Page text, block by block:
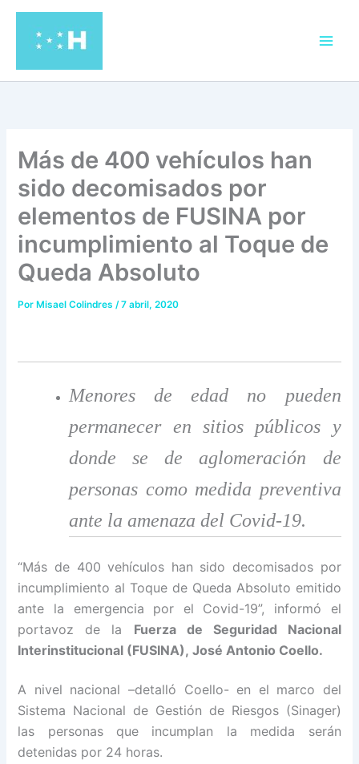
contenido
Más de 400 vehículos han
sido decomisados por
elementos de FUSINA por
incumplimiento al Toque de
Queda Absoluto
Por Misael Colindres/7 abril, 2020
Menores de edad no pueden
permanecer en sitios públicos y
donde se de aglomeración de
personas como medida preventiva
ante la amenaza del Covid-19.
“Más de 400 vehículos han sido decomisados por
incumplimiento al Toque de Queda Absoluto emitido
ante la emergencia por el Covid-19”, informó el
portavoz de la Fuerza de Seguridad Nacional
Interinstitucional (FUSINA),José Antonio Coello.
A nivel nacional –detalló Coello- en el marco del
Sistema Nacional de Gestión de Riesgos (Sinager)
las personas que incumplan la medida serán
detenidas por 24 horas.